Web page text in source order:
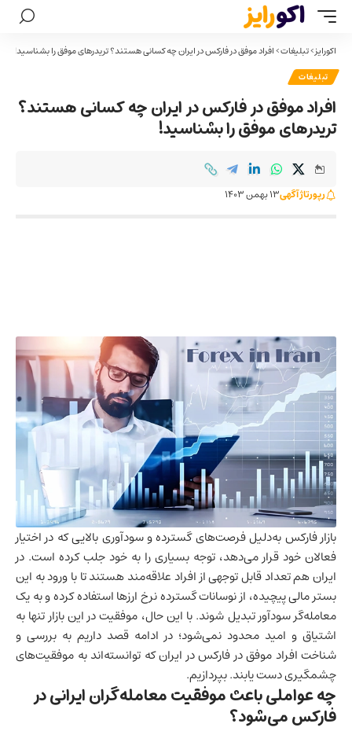
اکورایز>تبلیغات>افراد موفق در فارکس در ایران چه کسانی هستند؟ تریدرهای موفق را بشناسید!
تبلیغات
افراد موفق در فارکس در ایران چه کسانی هستند؟
تریدرهای موفق را بشناسید!
رپورتاژ آگهی13 بهمن 1403
بازار فارکس به‌دلیل فرصت‌های گسترده و سودآوری بالایی که در اختیار
فعالان خود قرار می‌دهد، توجه بسیاری را به خود جلب کرده است. در
ایران هم تعداد قابل توجهی از افراد علاقه‌مند هستند تا با ورود به این
بستر مالی پیچیده، از نوسانات گسترده نرخ ارزها استفاده کرده و به یک
معامله‌گر سودآور تبدیل شوند. با این حال، موفقیت در این بازار تنها به
اشتیاق و امید محدود نمی‌شود؛ در ادامه قصد داریم به بررسی و
شناخت افراد موفق در فارکس در ایران که توانسته‌اند به موفقیت‌های
چشمگیری دست یابند. بپردازیم.
چه عواملی باعث موفقیت معامله‌گران ایرانی در
فارکس می‌شود؟